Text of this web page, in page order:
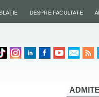
DESPRE FACULTATE